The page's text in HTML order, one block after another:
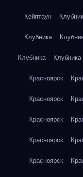
Кейптаун
Клубника
Клубника Клубника
Красноярск
Красноярск
Красноярск
Красноярск
Красноярск